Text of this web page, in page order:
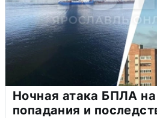
Ночная атака БПЛА
попадания и